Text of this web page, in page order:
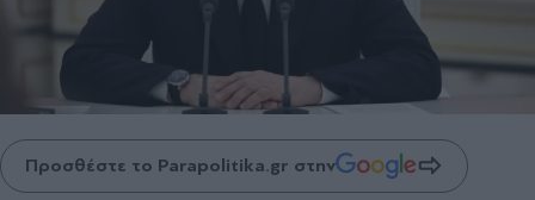
Προσθέστε το Parapolitika.gr στην